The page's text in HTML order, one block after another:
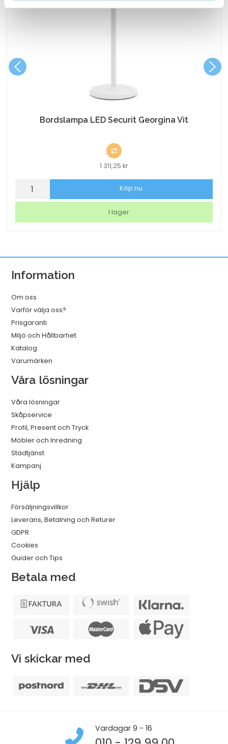
Bordslampa LED Securit Georgina Vit
1 311,25 kr
Bordslampa
Georgina
Köp nu
I lager
Information
Om oss
Varför välja oss?
Prisgaranti
Miljö och Hållbarhet
Katalog
Varumärken
Våra lösningar
Våra lösningar
Skåpservice
Profil, Present och Tryck
Möbler och Inredning
Städtjänst
Kampanj
Hjälp
Försäljningsvillkor
Leverans, Betalning och Returer
GDPR
Cookies
Guider och Tips
Betala med
Vi skickar med
Vardagar 9 - 16